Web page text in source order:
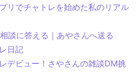
リでチャトレを始めた私のリアル
談に答える｜あやさんへ送る
日記
デビュー！さやさんの雑談DM挑